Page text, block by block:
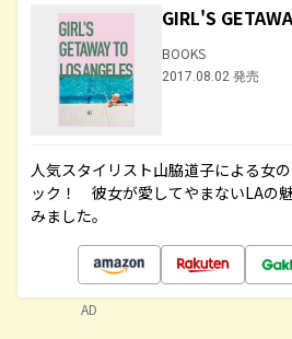
GIRL'S
BOOKS
2017.08.02 発売
人気スタイリスト山脇道子による女
ック！ 彼女が愛してやまないLAの
みました。
AD